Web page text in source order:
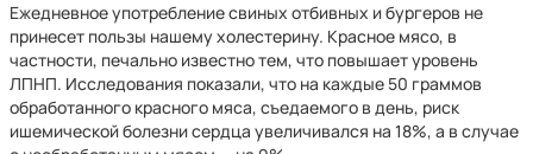
Ежедневное употребление свиных отбивных и бургеров не
принесет пользы нашему холестерину. Красное мясо, в
частности, печально известно тем, что повышает уровень
ЛПНП. Исследования показали, что на каждые 50 граммов
обработанного красного мяса, съедаемого в день, риск
ишемической болезни сердца увеличивался на 18%, а в случае